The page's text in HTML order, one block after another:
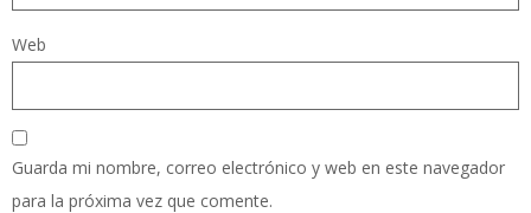
Web
Guarda mi nombre, correo electrónico y web en este navegador
para la próxima vez que comente.